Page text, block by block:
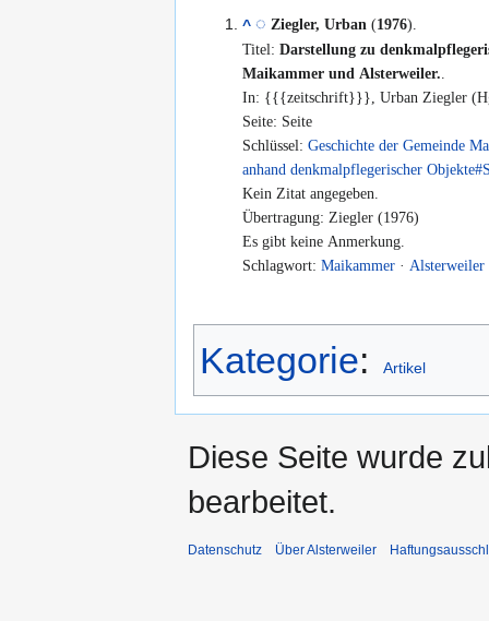
^ Ziegler, Urban (1976).
Titel: Darstellung zu
Maikammer und Alsterweiler.
Seite: Seite
Schlüssel: Geschichte der Gemeinde
anhand denkmalpflegerischer
Kein Zitat angegeben.
Übertragung: Ziegler (1976)
Es gibt keine Anmerkung.
Schlagwort: Maikammer· Alsterweiler
Kategorie: Artikel
Diese Seite wurde
bearbeitet.
Datenschutz Über Alsterweiler